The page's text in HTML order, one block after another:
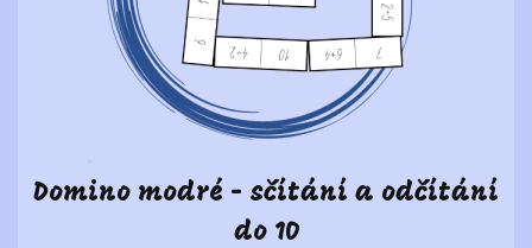
Domino modré - sčítání a odčítání
do 10